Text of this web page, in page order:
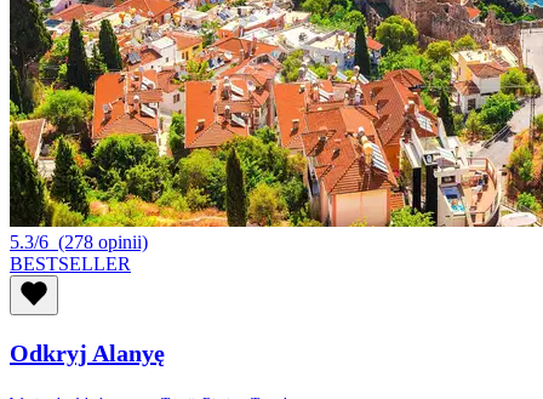
5.3/6 (278 opinii)
BESTSELLER
Odkryj Alanyę